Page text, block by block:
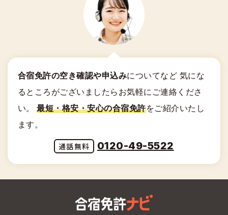
合宿免許の空き確認や申込みについてなど 気にな
るところがございましたらお気軽にご連絡くださ
い。
最短・格安・安心の合宿免許をご紹介いたし
ます。
0120-49-5522